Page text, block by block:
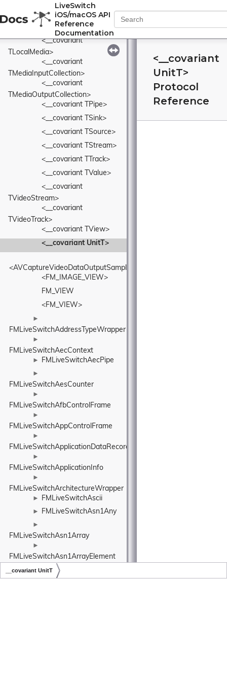
LiveSwitch
iOS/macOS API
Reference
Documentation
<__covariant
TIVideoTrack>
<__covariant TKey>
<__covariant
TLocalMedia>
<__covariant
TMediaInputCollection>
<__covariant
TMediaOutputCollection>
<__covariant TPipe>
<__covariant TSink>
<__covariant TSource>
<__covariant TStream>
<__covariant TTrack>
<__covariant TValue>
<__covariant
TVideoStream>
<__covariant
TVideoTrack>
<__covariant TView>
<__covariant UnitT>
<AVCaptureVideoDataOutputSampleBufferDelegate>
<FM_IMAGE_VIEW>
FM_VIEW
<FM_VIEW>
►
FMLiveSwitchAddressTypeWrapper
►
FMLiveSwitchAecContext
► FMLiveSwitchAecPipe
►
FMLiveSwitchAesCounter
►
FMLiveSwitchAfbControlFrame
►
FMLiveSwitchAppControlFrame
►
FMLiveSwitchApplicationDataRecord
►
FMLiveSwitchApplicationInfo
►
FMLiveSwitchArchitectureWrapper
► FMLiveSwitchAscii
► FMLiveSwitchAsn1Any
►
FMLiveSwitchAsn1Array
►
FMLiveSwitchAsn1ArrayElement
FMLiveSwitchAsn1ArrayOf
<__covariant
UnitT>
Protocol
Reference
__covariant UnitT